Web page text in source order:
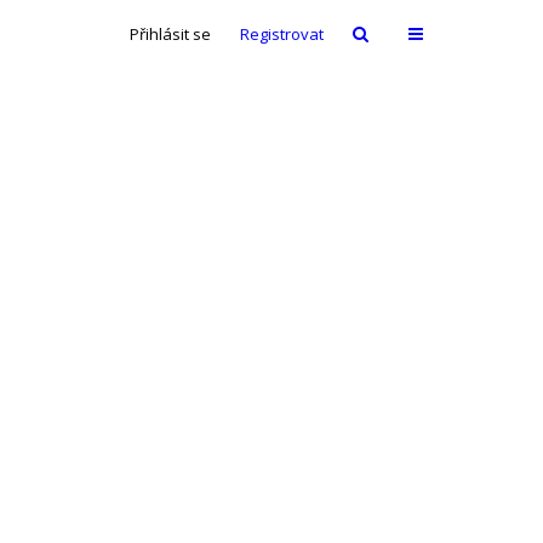
Přihlásit se Registrovat